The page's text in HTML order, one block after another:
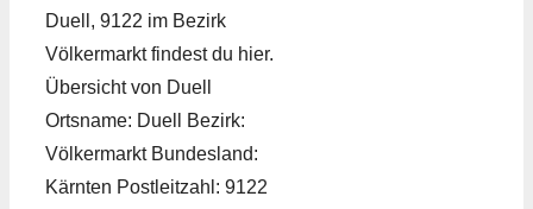
Duell, 9122 im Bezirk
Völkermarkt findest du hier.
Übersicht von Duell
Ortsname: Duell Bezirk:
Völkermarkt Bundesland:
Kärnten Postleitzahl: 9122